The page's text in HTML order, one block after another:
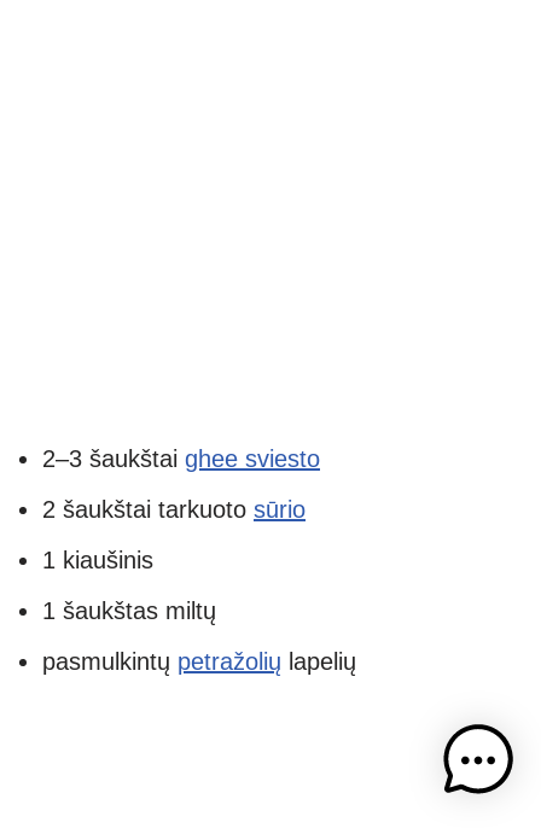
2–3 šaukštai ghee sviesto
2 šaukštai tarkuoto sūrio
1 kiaušinis
1 šaukštas miltų
pasmulkintų petražolių lapelių